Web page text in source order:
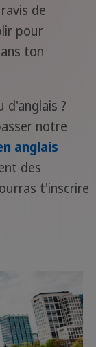
de
pour
ton
d'anglais ?
notre
anglais
des
t'inscrire